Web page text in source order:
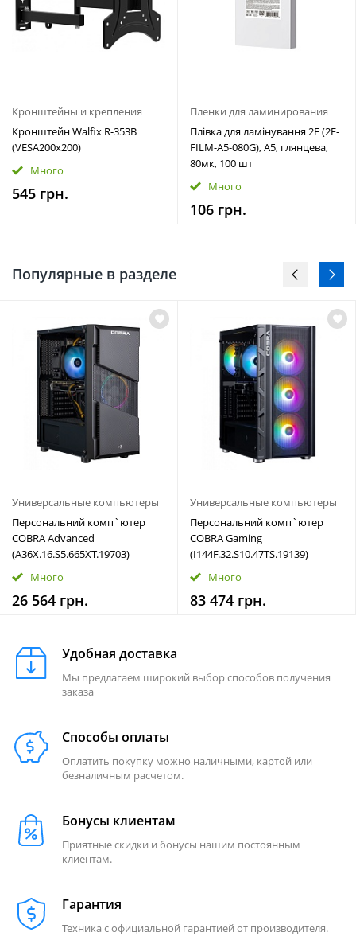
Кронштейны и крепления
Кронштейн Walfix R-353B
(VESA200х200)
Много
545 грн.
Пленки для ламинирования
Плівка для ламінування 2E (2E-
FILM-A5-080G), A5, глянцева,
80мк, 100 шт
Много
106 грн.
Популярные в разделе
Универсальные компьютеры
Персональний комп`ютер
COBRA Advanced
(A36X.16.S5.665XT.19703)
Много
26 564 грн.
Универсальные компьютеры
Персональний комп`ютер
COBRA Gaming
(I144F.32.S10.47TS.19139)
Много
83 474 грн.
Удобная доставка
Мы предлагаем широкий выбор способов получения
заказа
Способы оплаты
Оплатить покупку можно наличными, картой или
безналичным расчетом.
Бонусы клиентам
Приятные скидки и бонусы нашим постоянным
клиентам.
Гарантия
Техника с официальной гарантией от производителя.